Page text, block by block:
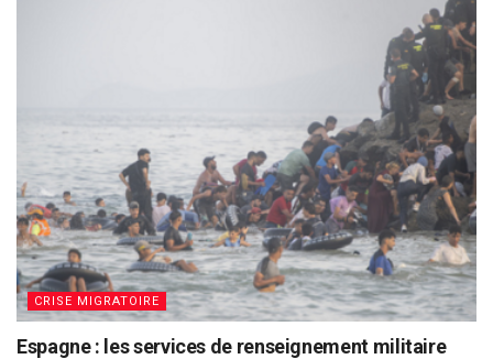
CRISE MIGRATOIRE
Espagne : les services de renseignement militaire